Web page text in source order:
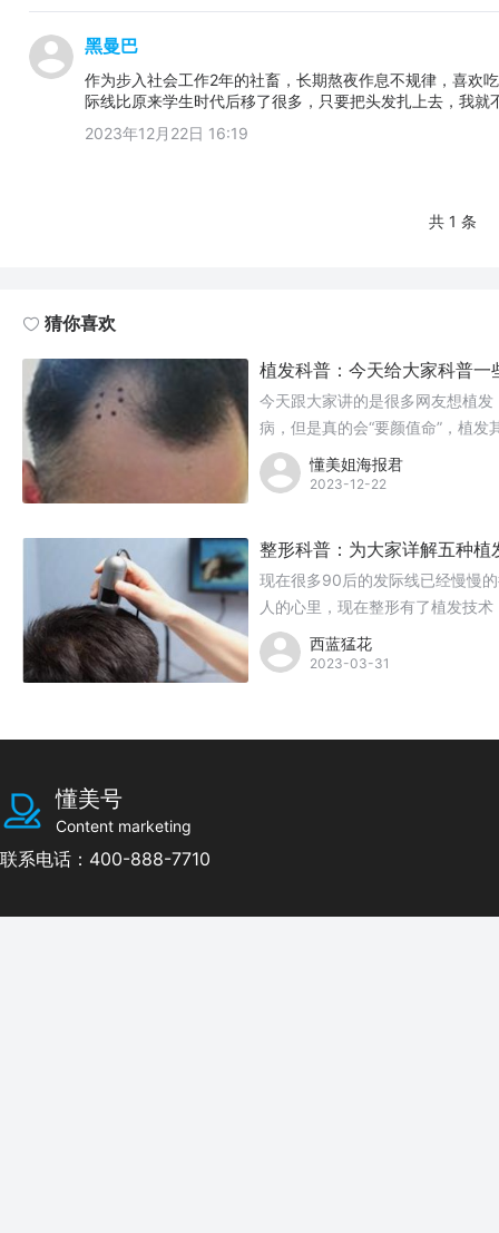
黑曼巴
作为步入社会工作2年的社畜，长期熬夜作息不规律，喜欢
际线比原来学生时代后移了很多，只要把头发扎上去，我
2023年12月22日 16:19
共 1 条
猜你喜欢
植发科普：今天给大家科普一
今天跟大家讲的是很多网友想植
病，但是真的会“要颜值命”，植
吧，不是的，想要了解更多的，
懂美姐海报君
2023-12-22
整形科普：为大家详解五种植
现在很多90后的发际线已经慢慢
人的心里，现在整形有了植发技
西蓝猛花
2023-03-31
懂美号
Content marketing
联系电话：400-888-7710